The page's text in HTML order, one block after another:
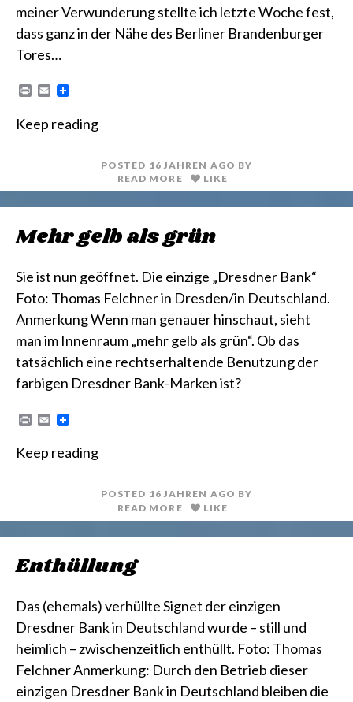
meiner Verwunderung stellte ich letzte Woche fest,
dass ganz in der Nähe des Berliner Brandenburger
Tores…
n
E
i
Keep reading
POSTED 16 JAHREN AGO BY
READ MORE
LIKE
Mehr gelb als grün
Sie ist nun geöffnet. Die einzige „Dresdner Bank“
Foto: Thomas Felchner in Dresden/in Deutschland.
Anmerkung Wenn man genauer hinschaut, sieht
man im Innenraum „mehr gelb als grün“. Ob das
tatsächlich eine rechtserhaltende Benutzung der
farbigen Dresdner Bank-Marken ist?
P
n
E
i
Keep reading
POSTED 16 JAHREN AGO BY
READ MORE
LIKE
Enthüllung
Das (ehemals) verhüllte Signet der einzigen
Dresdner Bank in Deutschland wurde – still und
heimlich – zwischenzeitlich enthüllt. Foto: Thomas
Felchner Anmerkung: Durch den Betrieb dieser
einzigen Dresdner Bank in Deutschland bleiben die